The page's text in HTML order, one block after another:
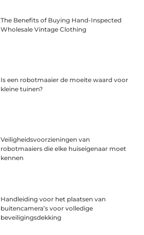
The Benefits of Buying Hand-Inspected
Wholesale Vintage Clothing
Is een robotmaaier de moeite waard voor
kleine tuinen?
Veiligheidsvoorzieningen van
robotmaaiers die elke huiseigenaar moet
kennen
Handleiding voor het plaatsen van
buitencamera’s voor volledige
beveiligingsdekking